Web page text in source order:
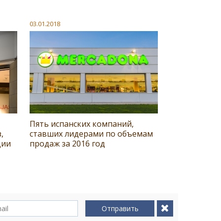
03.01.2018
Пять испанских компаний,
ставших лидерами по объемам
продаж за 2016 год
Отправить